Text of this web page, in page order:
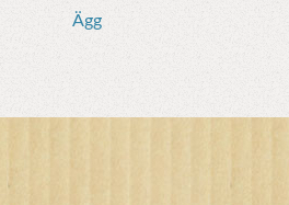
Ägg